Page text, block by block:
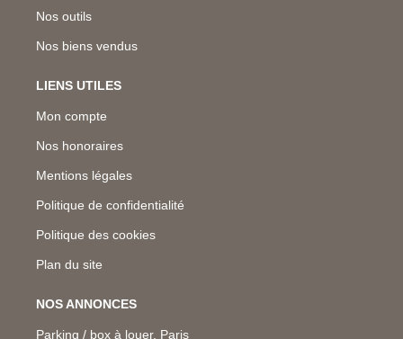
Nos outils
Nos biens vendus
LIENS UTILES
Mon compte
Nos honoraires
Mentions légales
Politique de confidentialité
Politique des cookies
Plan du site
NOS ANNONCES
Parking / box à louer, Paris